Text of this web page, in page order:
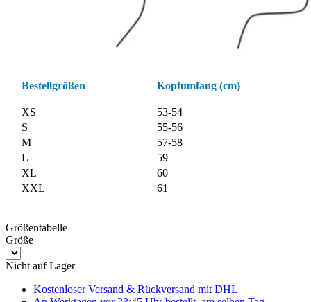
Bestellgrößen Kopfumfang (cm)
XS
53-54
S
55-56
M
57-58
L
59
XL
60
XXL
61
Größentabelle
Größe
Nicht auf Lager
Kostenloser Versand & Rückversand mit DHL